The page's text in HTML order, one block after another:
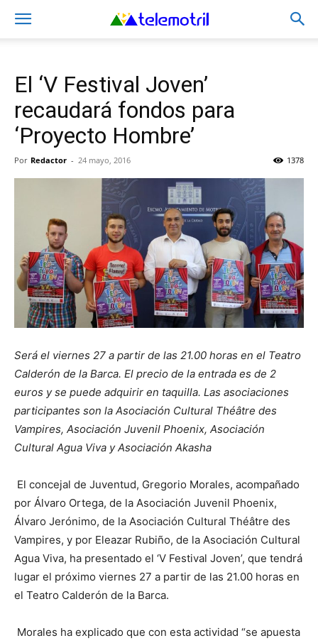
El ‘V Festival Joven’
recaudará fondos para
‘Proyecto Hombre’
Por Redactor - 24 mayo, 2016 1378
Será el viernes 27 a partir de las 21.00 horas en el Teatro
Calderón de la Barca. El precio de la entrada es de 2
euros y se puede adquirir en taquilla. Las asociaciones
participantes son la Asociación Cultural Théâtre des
Vampires, Asociación Juvenil Phoenix, Asociación
Cultural Agua Viva y Asociación Akasha
El concejal de Juventud, Gregorio Morales, acompañado
por Álvaro Ortega, de la Asociación Juvenil Phoenix,
Álvaro Jerónimo, de la Asociación Cultural Théâtre des
Vampires, y por Eleazar Rubiño, de la Asociación Cultural
Agua Viva, ha presentado el ‘V Festival Joven’, que tendrá
lugar el próximo viernes 27 a partir de las 21.00 horas en
el Teatro Calderón de la Barca.
Morales ha explicado que con esta actividad “se apuesta